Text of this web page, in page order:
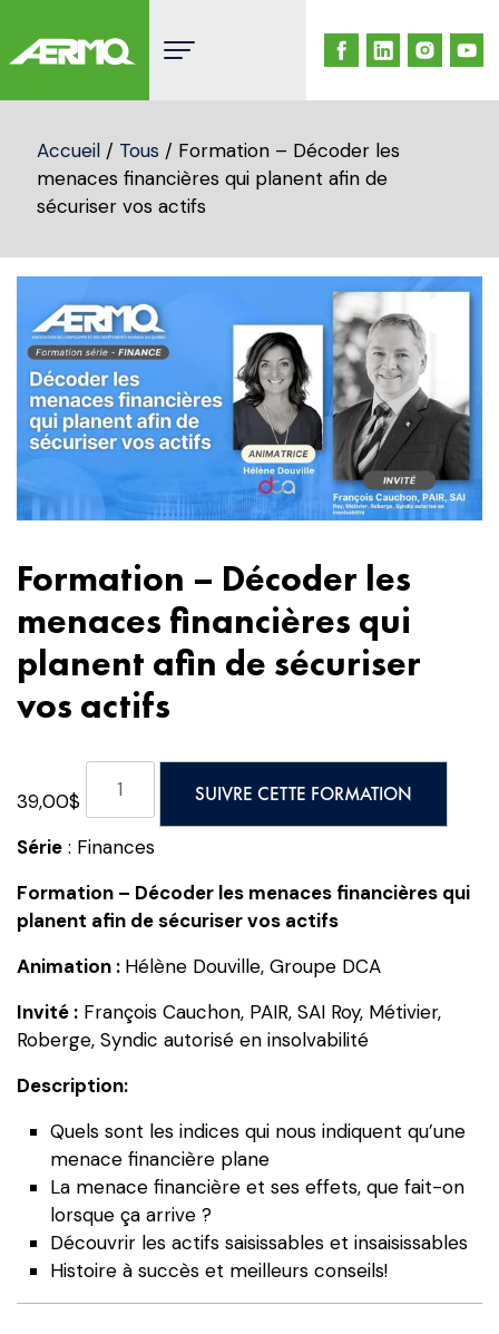
content
Accueil / Tous / Formation – Décoder les
menaces financières qui planent afin de
sécuriser vos actifs
Formation – Décoder les
menaces financières qui
planent afin de sécuriser
vos actifs
39,00$
Formation
-
Décoder
les
financières
planent
afin
de
vos
actifs
SUIVRE CETTE FORMATION
Série : Finances
Formation – Décoder les menaces financières qui
planent afin de sécuriser vos actifs
Animation : Hélène Douville, Groupe DCA
Invité : François Cauchon, PAIR, SAI Roy, Métivier,
Roberge, Syndic autorisé en insolvabilité
Description:
Quels sont les indices qui nous indiquent qu’une
menace financière plane
La menace financière et ses effets, que fait-on
lorsque ça arrive ?
Découvrir les actifs saisissables et insaisissables
Histoire à succès et meilleurs conseils!